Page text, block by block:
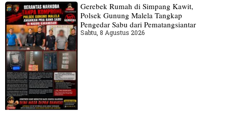
Gerebek Rumah di Simpang Kawit,
Polsek Gunung Malela Tangkap
Pengedar Sabu dari Pematangsiantar
Sabtu, 8 Agustus 2026